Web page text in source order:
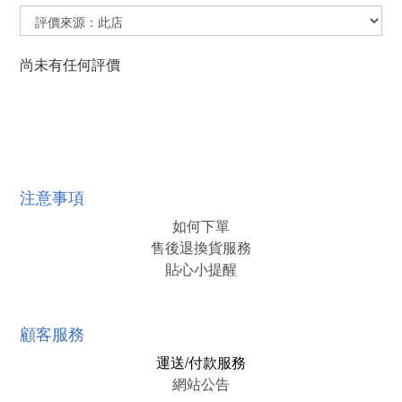
尚未有任何評價
注意事項
如何下單
售後退換貨服務
貼心小提醒
顧客服務
運送/付款服務
網站公告